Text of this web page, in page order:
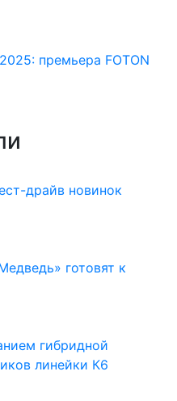
премьера FOTON
драйв новинок
готовят к
гибридной
линейки К6